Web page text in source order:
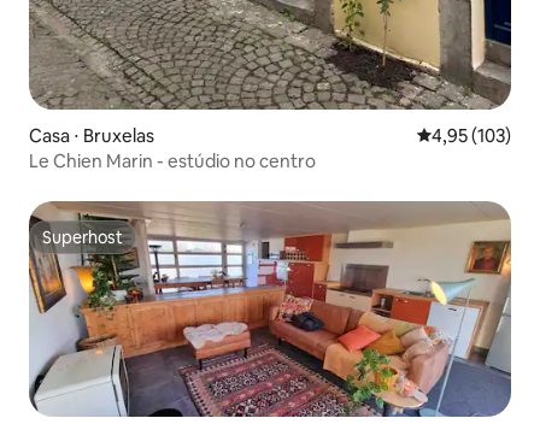
Casa ⋅ Bruxelas 4,95 de uma
4,95 (103)
Le Chien Marin - estúdio no centro
Superhost
Superhost